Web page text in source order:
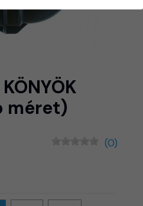
méret)
(0)